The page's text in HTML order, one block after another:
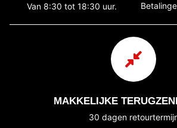
Van 8:30 tot 18:30 uur.
MAKKELIJKE
30 dagen